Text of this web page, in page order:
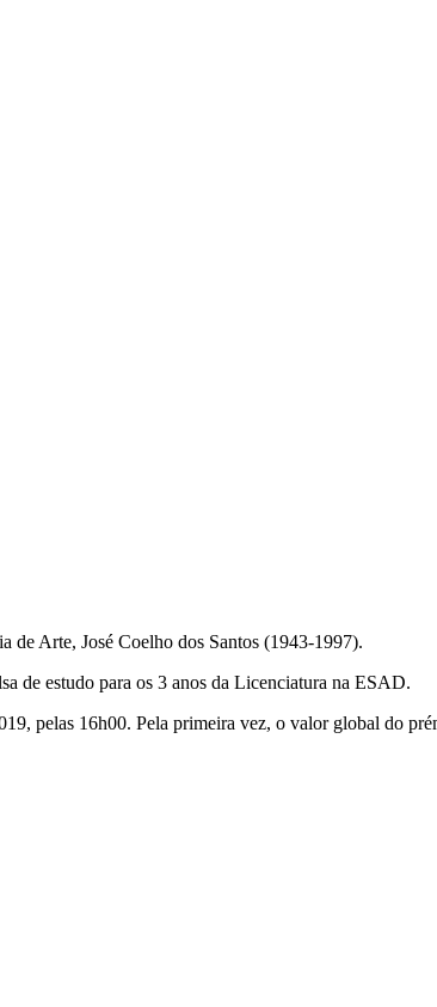
de Arte, José Coelho dos Santos (1943-1997).
de estudo para os 3 anos da Licenciatura na ESAD.
pelas 16h00. Pela primeira vez, o valor global do